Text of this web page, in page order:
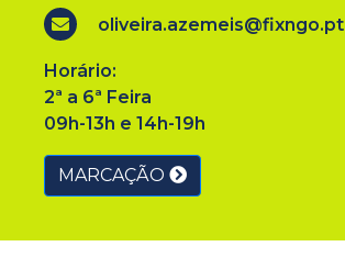
oliveira.azemeis@fixngo.pt
Horário:
2ª a 6ª Feira
09h-13h e 14h-19h
MARCAÇÃO